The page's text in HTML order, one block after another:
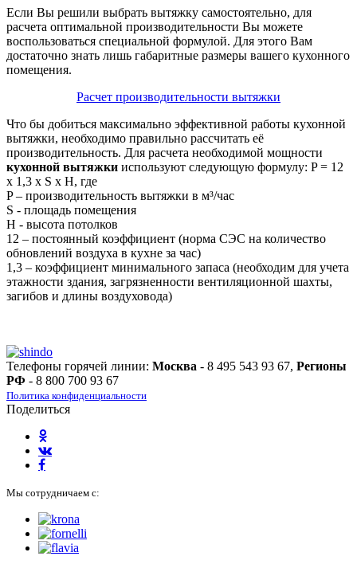
Если Вы решили выбрать вытяжку самостоятельно, для
расчета оптимальной производительности Вы можете
воспользоваться специальной формулой. Для этого Вам
достаточно знать лишь габаритные размеры вашего кухонного
помещения.
Расчет производительности вытяжки
Что бы добиться максимально эффективной работы кухонной
вытяжки, необходимо правильно рассчитать её
производительность. Для расчета необходимой мощности
кухонной вытяжки используют следующую формулу: P = 12
х 1,3 х S х H, где
P – производительность вытяжки в м³/час
S - площадь помещения
H - высота потолков
12 – постоянный коэффициент (норма СЭС на количество
обновлений воздуха в кухне за час)
1,3 – коэффициент минимального запаса (необходим для учета
этажности здания, загрязненности вентиляционной шахты,
загибов и длины воздуховода)
Телефоны горячей линии: Москва - 8 495 543 93 67, Регионы
РФ - 8 800 700 93 67
Политика конфиденциальности
Поделиться
Мы сотрудничаем с: